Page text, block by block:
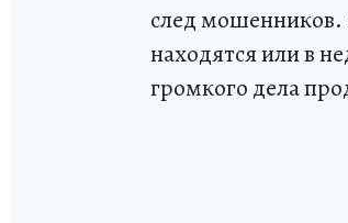
след мошенников.
находятся или в
громкого дела